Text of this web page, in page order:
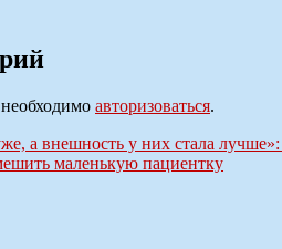
авторизоваться.
а внешность у них стала
маленькую пациентку